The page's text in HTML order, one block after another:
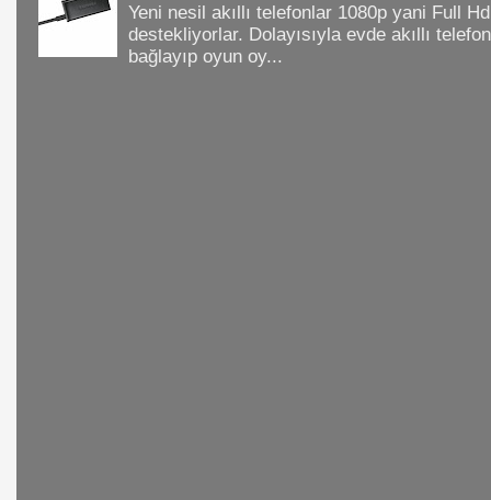
Yeni nesil akıllı telefonlar 1080p yani Full
destekliyorlar. Dolayısıyla evde akıllı
bağlayıp oyun oy...